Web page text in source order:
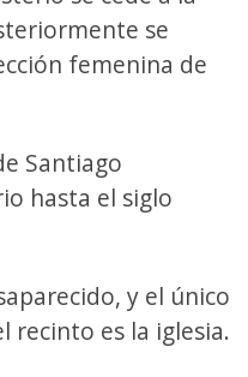
se
femenina de
Santiago
hasta el siglo
y el único
recinto es la iglesia.